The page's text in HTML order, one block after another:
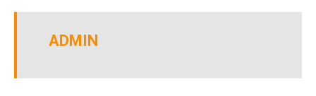
ADMIN